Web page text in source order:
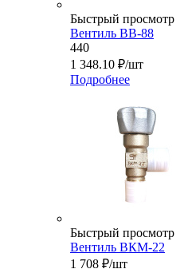
Быстрый просмотр
Вентиль ВВ-88
440
1 348.10 ₽/шт
Подробнее
Быстрый просмотр
Вентиль ВКМ-22
1 708 ₽/шт